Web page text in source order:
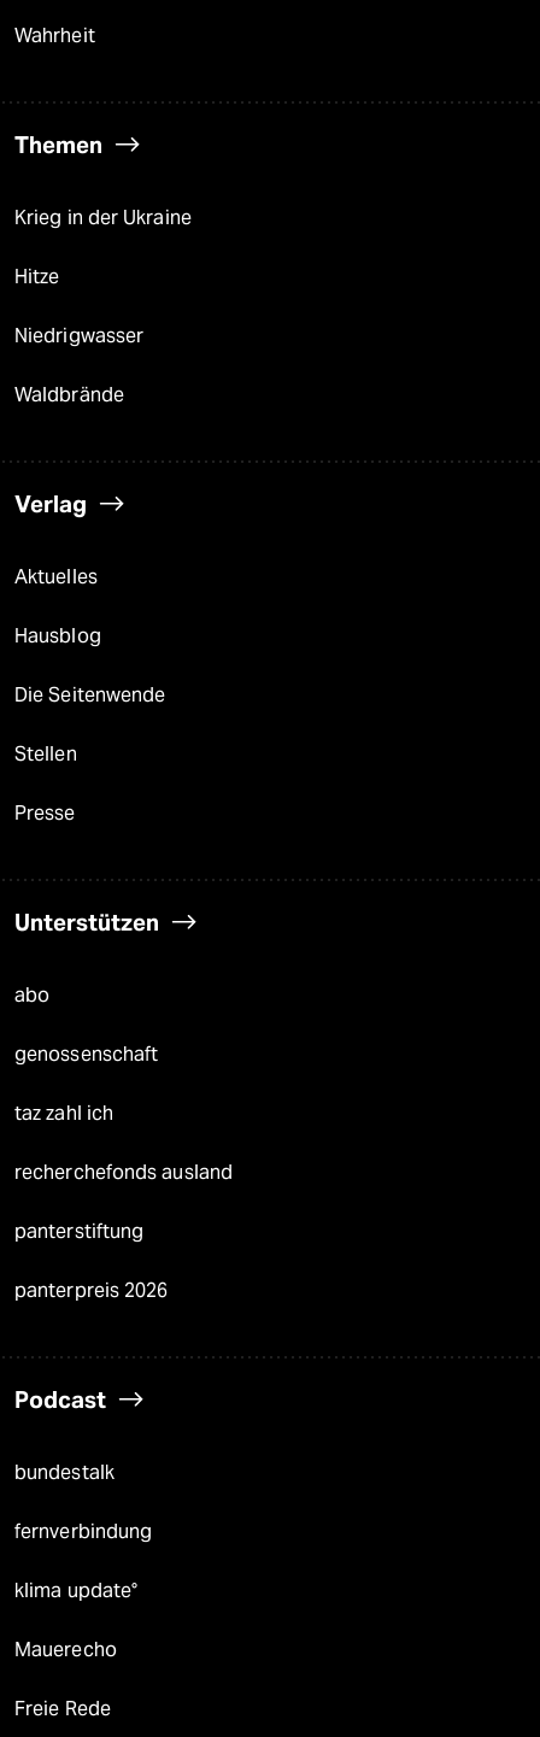
Wahrheit
Themen
Krieg in der Ukraine
Hitze
Niedrigwasser
Waldbrände
Verlag
Aktuelles
Hausblog
Die Seitenwende
Stellen
Presse
Unterstützen
abo
genossenschaft
taz zahl ich
recherchefonds ausland
panterstiftung
panterpreis 2026
Podcast
bundestalk
fernverbindung
klima update°
Mauerecho
Freie Rede